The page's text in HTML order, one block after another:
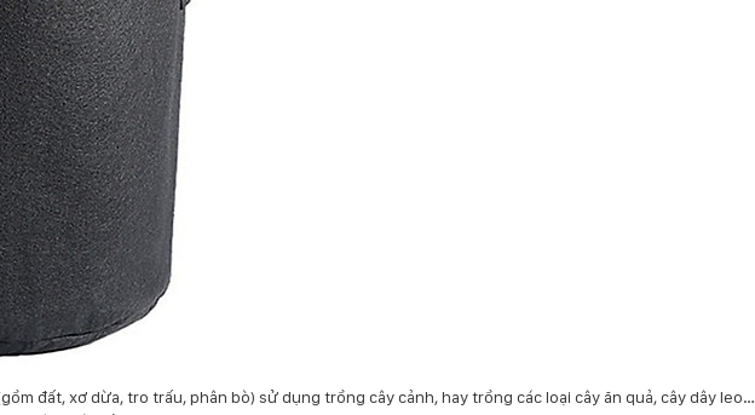
đất, xơ dừa, tro trấu, phân bò) sử dụng trồng cây cảnh, hay trồng các loại cây ăn quả, cây dây leo…